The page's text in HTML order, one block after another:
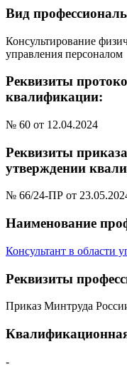
Вид
Консультирование
управления персоналом
Реквизиты
квалификации:
№ 60 от 12.04.2024
Реквизиты
утверждении
№ 66/24-ПР от
Наименование
Консультант в области
Реквизиты
Приказ Минтруда
-